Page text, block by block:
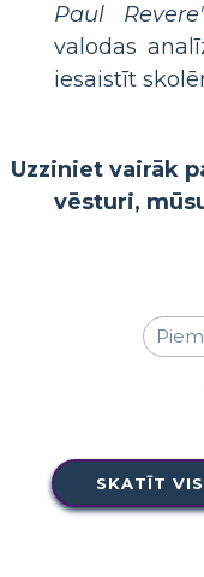
Paul
valodas
iesaistīt
Uzziniet vairāk
vēsturi,
SKATĪT